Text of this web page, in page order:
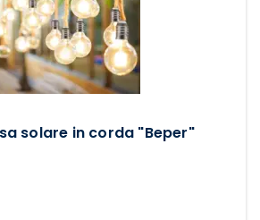
solare in corda "Beper"